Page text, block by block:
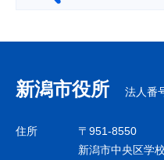
ナ
ビ
ゲ
新潟市役所 法人番
住所
〒951-8550
新潟市中央区学